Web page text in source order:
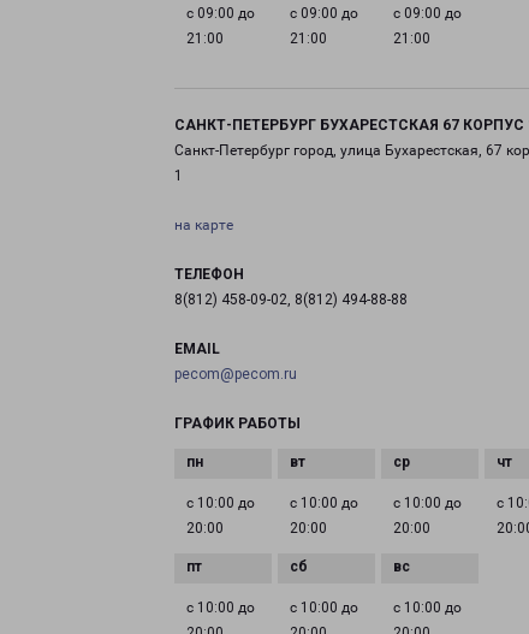
с 09:00 до
21:00
с 09:00 до
21:00
с 09:00 до
21:00
САНКТ-ПЕТЕРБУРГ БУХАРЕСТСКАЯ 67 КОРПУС
Санкт-Петербург город, улица Бухарестская, 67
1
на карте
ТЕЛЕФОН
8(812) 458-09-02, 8(812) 494-88-88
EMAIL
pecom@pecom.ru
ГРАФИК РАБОТЫ
с 10:00 до
20:00
с 10:00 до
20:00
с 10:00 до
20:00
с
с 10:00 до
с 10:00 до
с 10:00 до